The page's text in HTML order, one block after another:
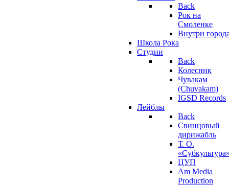
Back
Рок на
Смоленке
Внутри
Школа Рока
Студии
Back
Колесник
Чувакам
(Chuvakam)
IGSD Records
Лейблы
Back
Свинцовый
дирижабль
Т. О.
ЦУП
Am Media
Production